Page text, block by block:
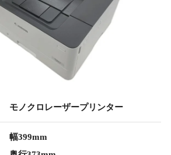
モノクロレーザープリンター
幅399mm